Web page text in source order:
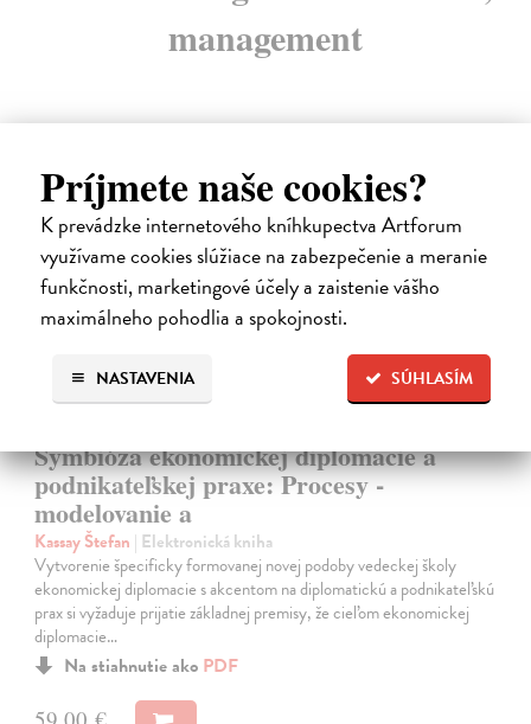
Príjmete naše cookies?
K prevádzke internetového kníhkupectva Artforum
využívame cookies slúžiace na zabezpečenie a meranie
funkčnosti, marketingové účely a zaistenie vášho
maximálneho pohodlia a spokojnosti.
SÚHLASÍM
NASTAVENIA
management
E-KNIHA
Symbióza ekonomickej diplomacie a
podnikateľskej praxe: Procesy -
modelovanie a
Kassay Štefan | Elektronická kniha
Vytvorenie špecificky formovanej novej podoby vedeckej školy
ekonomickej diplomacie s akcentom na diplomatickú a podnikateľskú
prax si vyžaduje prijatie základnej premisy, že cieľom ekonomickej
diplomacie…
Na stiahnutie ako PDF